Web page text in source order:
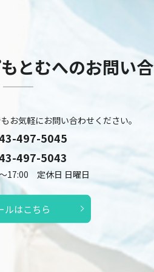
とむへのお問い
お気軽にお問い合わせください。
497-5045
497-5043
17:00 定休日 日曜日
ルはこちら